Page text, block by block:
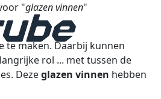
"glazen vinnen"
te maken. Daarbij kunnen
rol ... met tussen de
Dezeglazen vinnen hebben